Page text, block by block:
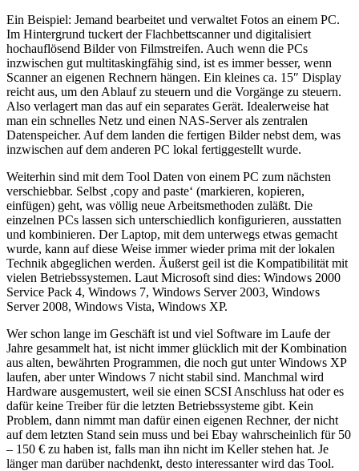
Ein Beispiel: Jemand bearbeitet und verwaltet Fotos an einem PC.
Im Hintergrund tuckert der Flachbettscanner und digitalisiert
hochauflösend Bilder von Filmstreifen. Auch wenn die PCs
inzwischen gut multitaskingfähig sind, ist es immer besser, wenn
Scanner an eigenen Rechnern hängen. Ein kleines ca. 15″ Display
reicht aus, um den Ablauf zu steuern und die Vorgänge zu steuern.
Also verlagert man das auf ein separates Gerät. Idealerweise hat
man ein schnelles Netz und einen NAS-Server als zentralen
Datenspeicher. Auf dem landen die fertigen Bilder nebst dem, was
inzwischen auf dem anderen PC lokal fertiggestellt wurde.
Weiterhin sind mit dem Tool Daten von einem PC zum nächsten
verschiebbar. Selbst ‚copy and paste‘ (markieren, kopieren,
einfügen) geht, was völlig neue Arbeitsmethoden zuläßt. Die
einzelnen PCs lassen sich unterschiedlich konfigurieren, ausstatten
und kombinieren. Der Laptop, mit dem unterwegs etwas gemacht
wurde, kann auf diese Weise immer wieder prima mit der lokalen
Technik abgeglichen werden. Äußerst geil ist die Kompatibilität mit
vielen Betriebssystemen. Laut Microsoft sind dies: Windows 2000
Service Pack 4, Windows 7, Windows Server 2003, Windows
Server 2008, Windows Vista, Windows XP.
Wer schon lange im Geschäft ist und viel Software im Laufe der
Jahre gesammelt hat, ist nicht immer glücklich mit der Kombination
aus alten, bewährten Programmen, die noch gut unter Windows XP
laufen, aber unter Windows 7 nicht stabil sind. Manchmal wird
Hardware ausgemustert, weil sie einen SCSI Anschluss hat oder es
dafür keine Treiber für die letzten Betriebssysteme gibt. Kein
Problem, dann nimmt man dafür einen eigenen Rechner, der nicht
auf dem letzten Stand sein muss und bei Ebay wahrscheinlich für 50
– 150 € zu haben ist, falls man ihn nicht im Keller stehen hat. Je
länger man darüber nachdenkt, desto interessanter wird das Tool.